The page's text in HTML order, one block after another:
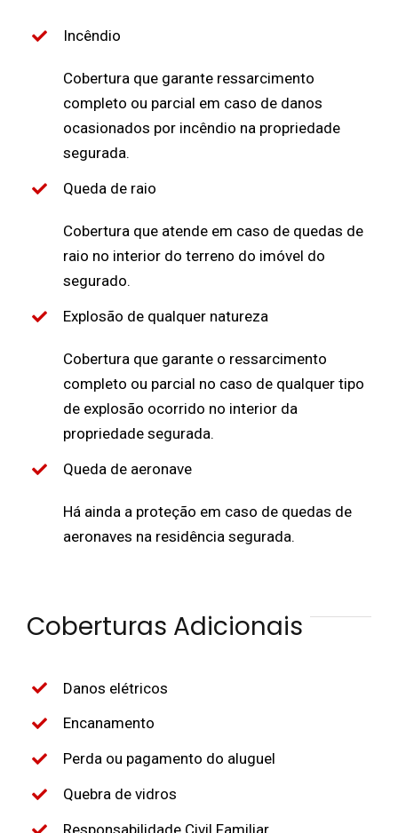
Incêndio
Cobertura que garante ressarcimento
completo ou parcial em caso de danos
ocasionados por incêndio na propriedade
segurada.
Queda de raio
Cobertura que atende em caso de quedas de
raio no interior do terreno do imóvel do
segurado.
Explosão de qualquer natureza
Cobertura que garante o ressarcimento
completo ou parcial no caso de qualquer tipo
de explosão ocorrido no interior da
propriedade segurada.
Queda de aeronave
Há ainda a proteção em caso de quedas de
aeronaves na residência segurada.
Coberturas Adicionais
Danos elétricos
Encanamento
Perda ou pagamento do aluguel
Quebra de vidros